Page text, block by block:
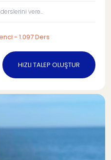
derslerini vere...
- 1.097 Ders
HIZLI TALEP OLUŞTUR